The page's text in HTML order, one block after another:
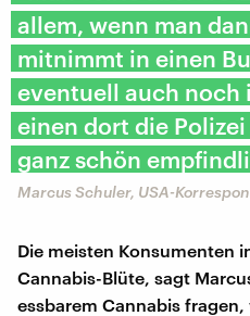
allem, wenn man
mitnimmt in einen
eventuell auch noch
einen dort die
ganz schön
Marcus Schuler, USA-
Die meisten Konsumenten
Cannabis-Blüte, sagt
essbarem Cannabis